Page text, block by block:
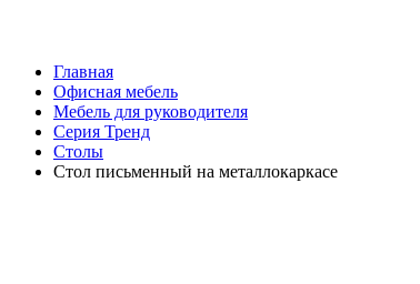
Главная
Офисная мебель
Мебель для руководителя
Серия Тренд
Столы
Стол письменный на металлокаркасе